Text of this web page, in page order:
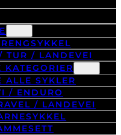
TUR / LANDEVEI
KATEGORIER
ALLE SYKLER
/ ENDURO
/ LANDEVEI